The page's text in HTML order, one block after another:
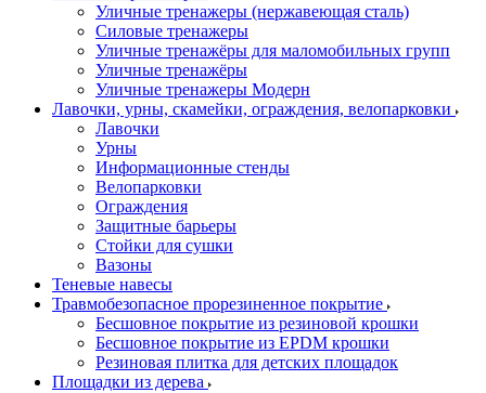
Уличные тренажеры (нержавеющая сталь)
Силовые тренажеры
Уличные тренажёры для маломобильных групп
Уличные тренажёры
Уличные тренажеры Модерн
Лавочки, урны, скамейки, ограждения, велопарковки
Лавочки
Урны
Информационные стенды
Велопарковки
Ограждения
Защитные барьеры
Стойки для сушки
Вазоны
Теневые навесы
Травмобезопасное прорезиненное покрытие
Бесшовное покрытие из резиновой крошки
Бесшовное покрытие из EPDM крошки
Резиновая плитка для детских площадок
Площадки из дерева